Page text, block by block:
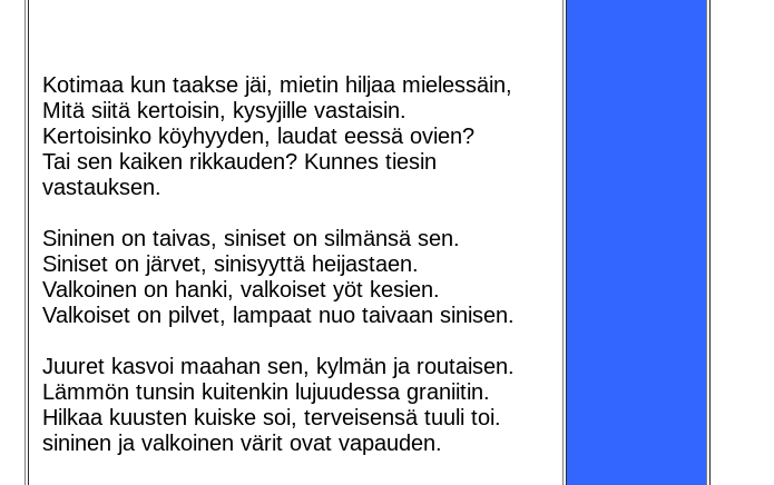
Kotimaa kun taakse jäi, mietin hiljaa mielessäin,
Mitä siitä kertoisin, kysyjille vastaisin.
Kertoisinko köyhyyden, laudat eessä ovien?
Tai sen kaiken rikkauden? Kunnes tiesin
vastauksen.
Sininen on taivas, siniset on silmänsä sen.
Siniset on järvet, sinisyyttä heijastaen.
Valkoinen on hanki, valkoiset yöt kesien.
Valkoiset on pilvet, lampaat nuo taivaan sinisen.
Juuret kasvoi maahan sen, kylmän ja routaisen.
Lämmön tunsin kuitenkin lujuudessa graniitin.
Hilkaa kuusten kuiske soi, terveisensä tuuli toi.
sininen ja valkoinen värit ovat vapauden.